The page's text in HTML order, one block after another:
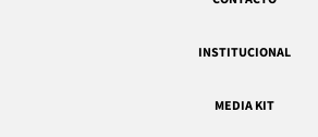
INSTITUCIONAL
MEDIA KIT